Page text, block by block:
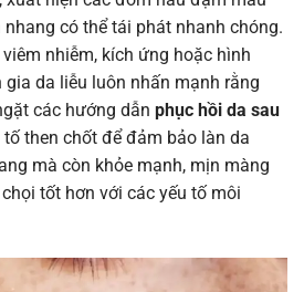
có thể tái phát nhanh chóng.
nhiễm, kích ứng hoặc hình
gia da liễu luôn nhấn mạnh rằng
các hướng dẫn phục hồi da sau
tố then chốt để đảm bảo làn da
mà còn khỏe mạnh, mịn màng
tốt hơn với các yếu tố môi